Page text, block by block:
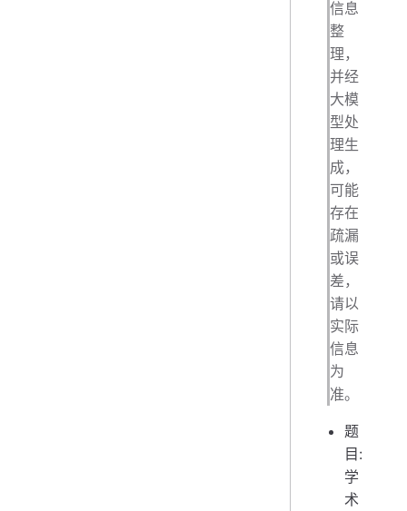
信息
整
理，
并经
大模
型处
理生
成，
可能
存在
疏漏
或误
差，
请以
实际
信息
为
准。
题
目:
学
术